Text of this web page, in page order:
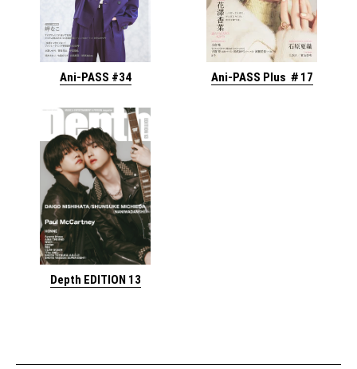
Ani-PASS #34 Ani-PASS Plus ＃17
Depth EDITION 13